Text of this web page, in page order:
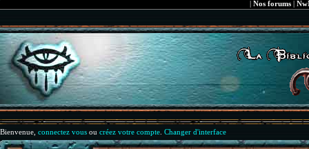
Nos forums|
Bienvenue, connectez vous ou créez votre compte Changer d'interface